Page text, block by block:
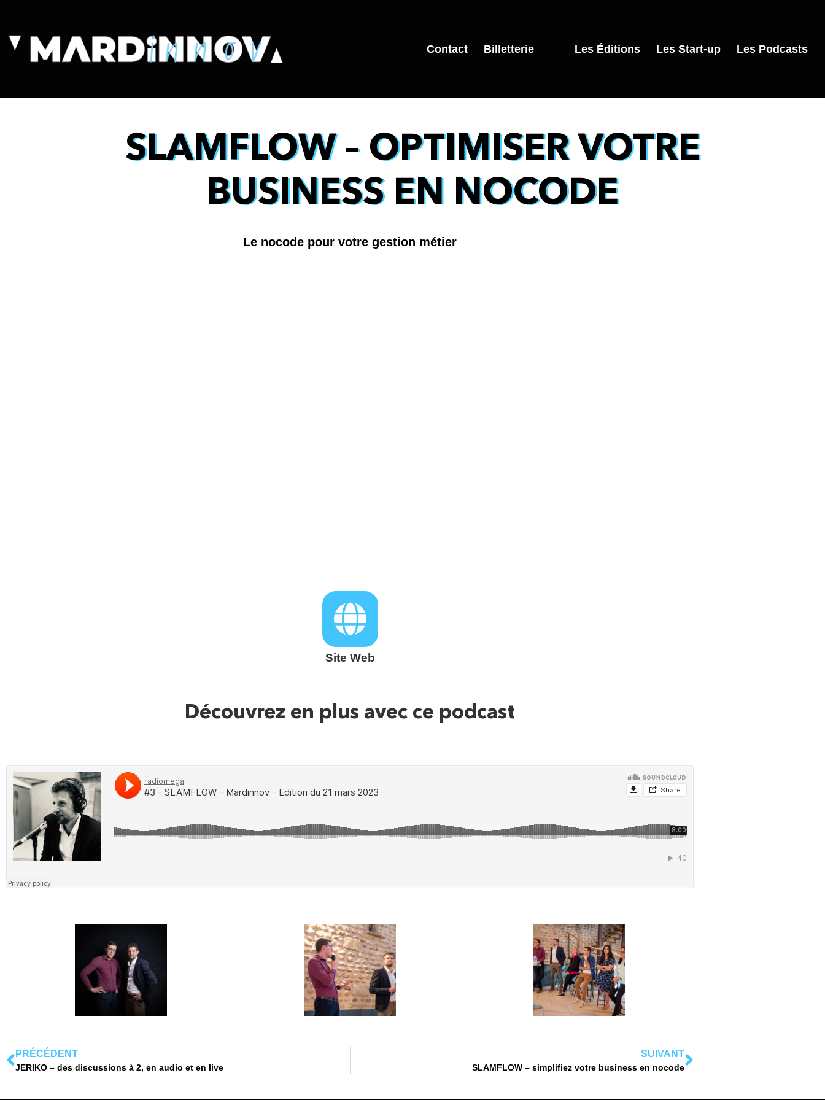
Contact Billetterie Les Éditions Les Start-up Les Podcasts
SLAMFLOW – OPTIMISER VOTRE
BUSINESS EN NOCODE
Le nocode pour votre gestion métier
Site Web
Découvrez en plus avec ce podcast
PRÉCÉDENT
JERIKO – des discussions à 2, en audio et en live
SUIVANT
SLAMFLOW – simplifiez votre business en nocode